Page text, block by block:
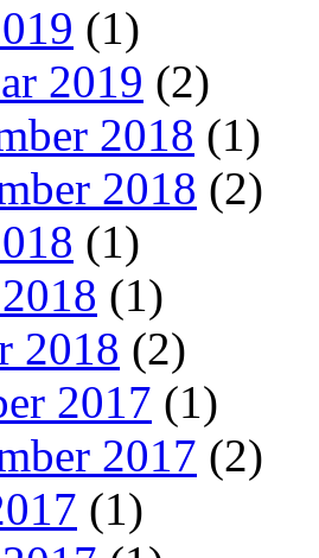
(1)
2019 (2)
2018 (1)
2018 (2)
(1)
(1)
2018 (2)
2017 (1)
2017 (2)
(1)